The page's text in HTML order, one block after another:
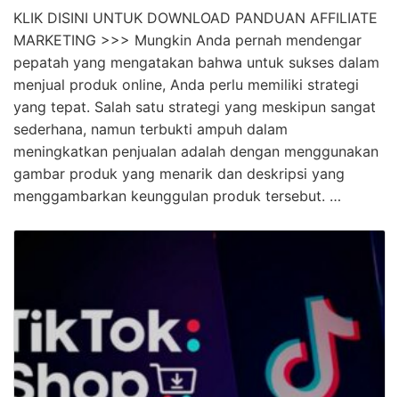
KLIK DISINI UNTUK DOWNLOAD PANDUAN AFFILIATE
MARKETING >>> Mungkin Anda pernah mendengar
pepatah yang mengatakan bahwa untuk sukses dalam
menjual produk online, Anda perlu memiliki strategi
yang tepat. Salah satu strategi yang meskipun sangat
sederhana, namun terbukti ampuh dalam
meningkatkan penjualan adalah dengan menggunakan
gambar produk yang menarik dan deskripsi yang
menggambarkan keunggulan produk tersebut. …